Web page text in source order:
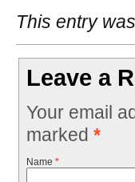
This entry
Leave a
Your email
marked *
Name *